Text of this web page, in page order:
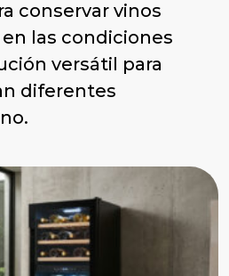
conservar vinos
las condiciones
versátil para
diferentes